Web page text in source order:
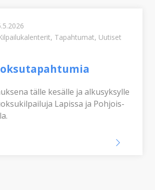
Tapahtumat, Uutiset
tälle kesälle ja alkusyksylle
Lapissa ja Pohjois-